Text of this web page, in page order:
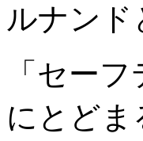
ルナン
「セー
にとど